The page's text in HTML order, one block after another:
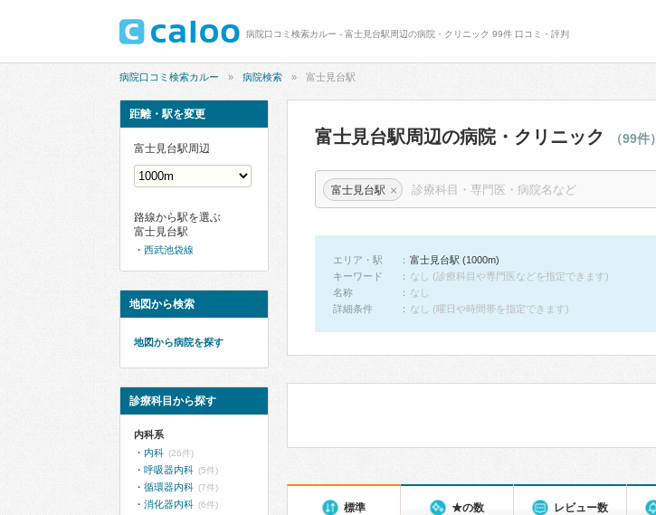
病院口コミ検索カルー - 富士見台駅周辺の病院・クリニック 99件 口コミ・評判
病院口コミ検索カルー 病院検索 富士見台駅
富士見台駅周辺の病院・クリニック （99件）
富士見台駅 ×
エリア・駅
富士見台駅 (1000m)
キーワード
なし (診療科目や専門医などを指定できます)
名称
なし
詳細条件
なし (曜日や時間帯を指定できます)
標準 ★の数 レビュー数
距離・駅を変更
富士見台駅周辺
路線から駅を選ぶ
富士見台駅
西武池袋線
地図から検索
地図から病院を探す
診療科目から探す
内科系
内科 (26件)
呼吸器内科 (5件)
循環器内科 (7件)
消化器内科 (6件)